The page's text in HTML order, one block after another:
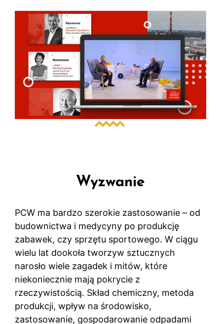
Wyzwanie
PCW ma bardzo szerokie zastosowanie – od
budownictwa i medycyny po produkcję
zabawek, czy sprzętu sportowego. W ciągu
wielu lat dookoła tworzyw sztucznych
narosło wiele zagadek i mitów, które
niekoniecznie mają pokrycie z
rzeczywistością. Skład chemiczny, metoda
produkcji, wpływ na środowisko,
zastosowanie, gospodarowanie odpadami